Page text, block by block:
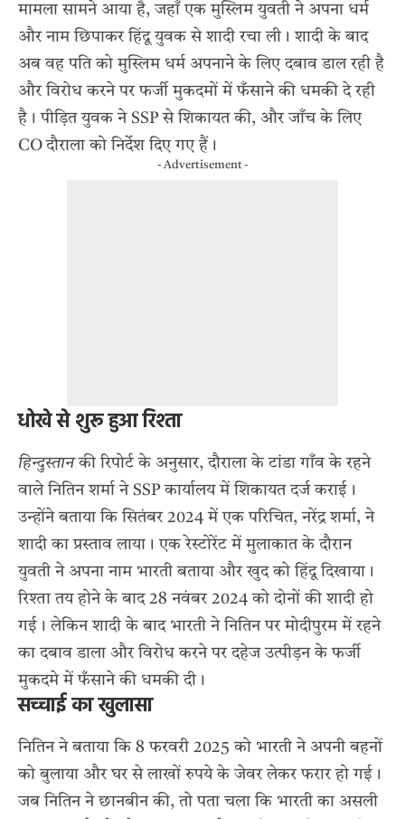
मामला सामने आया है, जहाँ एक मुस्लिम युवती ने अपना धर्म
और नाम छिपाकर हिंदू युवक से शादी रचा ली। शादी के बाद
अब वह पति को मुस्लिम धर्म अपनाने के लिए दबाव डाल रही है
और विरोध करने पर फर्जी मुकदमों में फँसाने की धमकी दे रही
है। पीड़ित युवक ने SSP से शिकायत की, और जाँच के लिए
CO दौराला को निर्देश दिए गए हैं।
- Advertisement -
धोखे से शुरू हुआ रिश्ता
हिन्दुस्तानकी रिपोर्ट के अनुसार, दौराला के टांडा गाँव के रहने
वाले नितिन शर्मा ने SSP कार्यालय में शिकायत दर्ज कराई।
उन्होंने बताया कि सितंबर 2024 में एक परिचित, नरेंद्र शर्मा, ने
शादी का प्रस्ताव लाया। एक रेस्टोरेंट में मुलाकात के दौरान
युवती ने अपना नाम भारती बताया और खुद को हिंदू दिखाया।
रिश्ता तय होने के बाद 28 नवंबर 2024 को दोनों की शादी हो
गई। लेकिन शादी के बाद भारती ने नितिन पर मोदीपुरम में रहने
का दबाव डाला और विरोध करने पर दहेज उत्पीड़न के फर्जी
मुकदमे में फँसाने की धमकी दी।
सच्चाई का खुलासा
नितिन ने बताया कि 8 फरवरी 2025 को भारती ने अपनी बहनों
को बुलाया और घर से लाखों रुपये के जेवर लेकर फरार हो गई।
जब नितिन ने छानबीन की, तो पता चला कि भारती का असली